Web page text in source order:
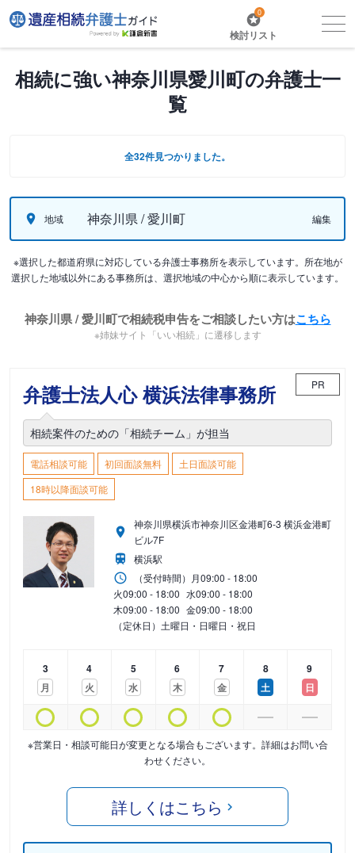
0
検討リスト
相続に強い神奈川県愛川町の弁護士一
覧
全32件見つかりました。
地域 神奈川県 / 愛川町 編集
※選択した都道府県に対応している弁護士事務所を表示しています。所在地が
選択した地域以外にある事務所は、選択地域の中心から順に表示しています。
神奈川県 / 愛川町で相続税申告をご相談したい方はこちら
※姉妹サイト「いい相続」に遷移します
弁護士法人心 横浜法律事務所 PR
相続案件のための「相続チーム」が担当
電話相談可能 初回面談無料
土日面談可能
18時以降面談可能
神奈川県横浜市神奈川区金港町6-3 横浜金港町
ビル7F
横浜駅
（受付時間） 月09:00 - 18:00
火09:00 - 18:00 水09:00 - 18:00
木09:00 - 18:00 金09:00 - 18:00
（定休日）土曜日・日曜日・祝日
3
月
4
火
5
水
6
木
7
金
8
土
9
日
※営業日・相談可能日が変更となる場合もございます。詳細はお問い合
わせください。
詳しくはこちら